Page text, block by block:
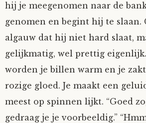
hij je meegenomen naar de
genomen en begint hij te slaan.
algauw dat hij niet hard slaat,
gelijkmatig, wel prettig
worden je billen warm en je
rozige gloed. Je maakt een
meest op spinnen lijkt. “Goed
gedraag je je voorbeeldig.”